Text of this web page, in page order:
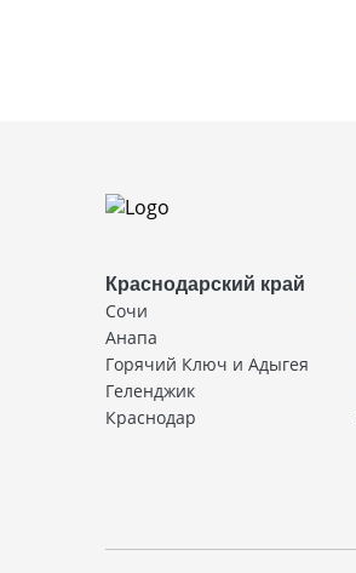
Краснодарский край
Сочи
Анапа
Горячий Ключ и Адыгея
Геленджик
Краснодар